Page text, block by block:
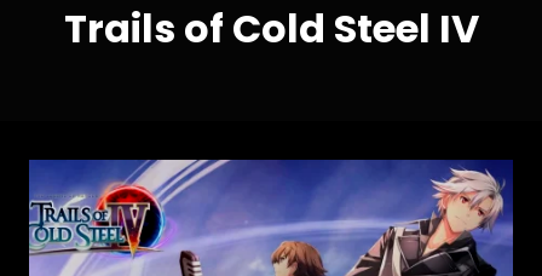
Trails of Cold Steel IV